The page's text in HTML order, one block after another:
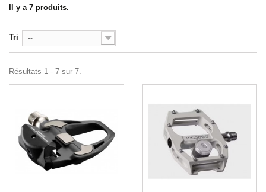
Il y a 7 produits.
Tri --
Résultats 1 - 7 sur 7.